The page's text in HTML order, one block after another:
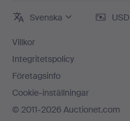
Svenska USD
Villkor
Integritetspolicy
Företagsinfo
Cookie-inställningar
© 2011-2026 Auctionet.com